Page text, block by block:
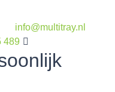
info@multitray.nl
489